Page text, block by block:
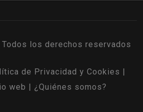
los derechos reservados
de Privacidad y Cookies
web
¿Quiénes somos?